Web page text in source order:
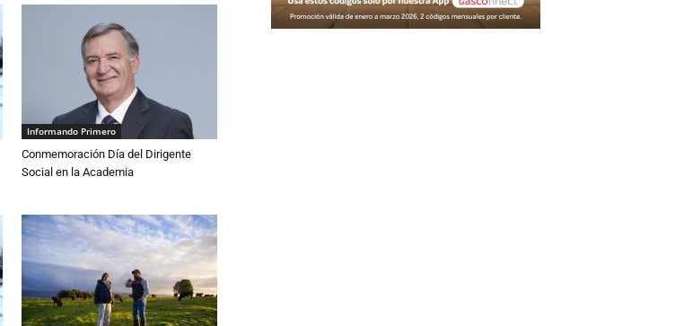
Informando Primero
Conmemoración Día del Dirigente
Social en la Academia